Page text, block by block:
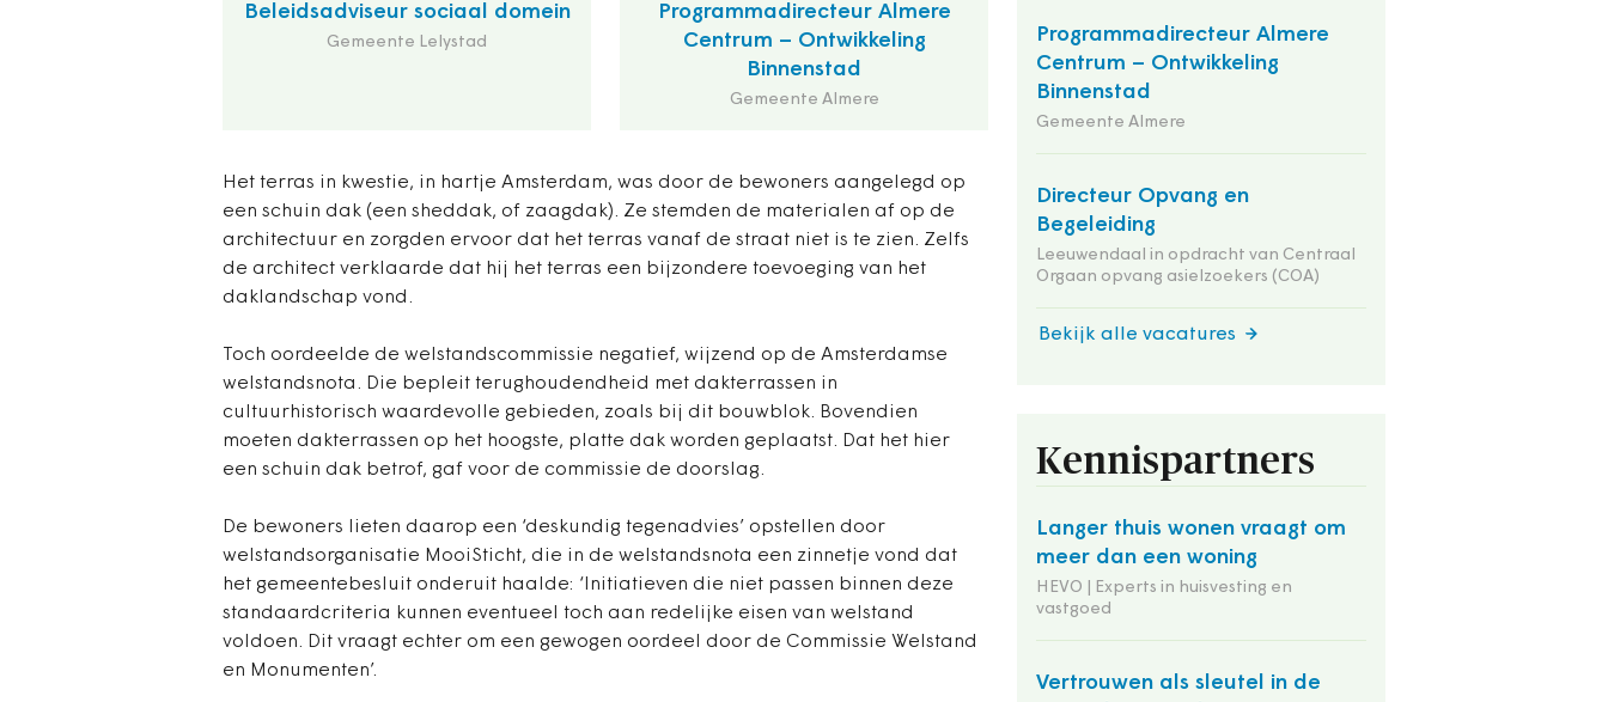
Beleidsadviseur sociaal domein
Gemeente Lelystad
Programmadirecteur Almere
Centrum – Ontwikkeling
Binnenstad
Gemeente Almere
Het terras in kwestie, in hartje Amsterdam, was door de bewoners aangelegd op
een schuin dak (een sheddak, of zaagdak). Ze stemden de materialen af op de
architectuur en zorgden ervoor dat het terras vanaf de straat niet is te zien. Zelfs
de architect verklaarde dat hij het terras een bijzondere toevoeging van het
daklandschap vond.
Toch oordeelde de welstandscommissie negatief, wijzend op de Amsterdamse
welstandsnota. Die bepleit terughoudendheid met dakterrassen in
cultuurhistorisch waardevolle gebieden, zoals bij dit bouwblok. Bovendien
moeten dakterrassen op het hoogste, platte dak worden geplaatst. Dat het hier
een schuin dak betrof, gaf voor de commissie de doorslag.
De bewoners lieten daarop een ‘deskundig tegenadvies’ opstellen door
welstandsorganisatie MooiSticht, die in de welstandsnota een zinnetje vond dat
het gemeentebesluit onderuit haalde: ‘Initiatieven die niet passen binnen deze
standaardcriteria kunnen eventueel toch aan redelijke eisen van welstand
voldoen. Dit vraagt echter om een gewogen oordeel door de Commissie Welstand
en Monumenten’.
Programmadirecteur Almere
Centrum – Ontwikkeling
Binnenstad
Gemeente Almere
Directeur Opvang en
Begeleiding
Leeuwendaal in opdracht van Centraal
Orgaan opvang asielzoekers (COA)
Bekijk alle vacatures
Kennispartners
Langer thuis wonen vraagt om
meer dan een woning
HEVO | Experts in huisvesting en
vastgoed
Vertrouwen als sleutel in de